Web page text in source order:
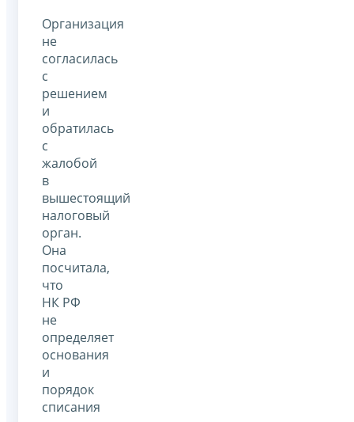
Организация
не
согласилась
с
решением
и
обратилась
с
жалобой
в
вышестоящий
налоговый
орган.
Она
посчитала,
что
НК РФ
не
определяет
основания
и
порядок
списания